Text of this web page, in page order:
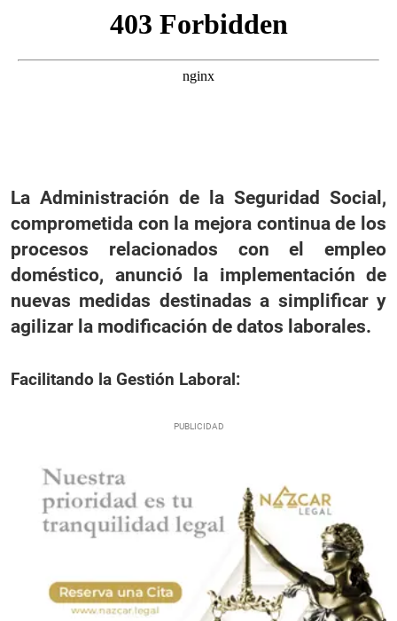
La Administración de la Seguridad Social,
comprometida con la mejora continua de los
procesos relacionados con el empleo
doméstico, anunció la implementación de
nuevas medidas destinadas a simplificar y
agilizar la modificación de datos laborales.
Facilitando la Gestión Laboral: